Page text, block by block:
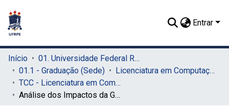
Entrar
Início
01. Universidade Federal Rural de Pernambuco - UFRPE (Sede)
01.1 - Graduação (Sede)
Licenciatura em Computação (Sede)
TCC - Licenciatura em Computação (Sede)
Análise dos Impactos da Gestão do Tempo no Desempenho Acadêmico Através da Mineração de Dados Educacionais